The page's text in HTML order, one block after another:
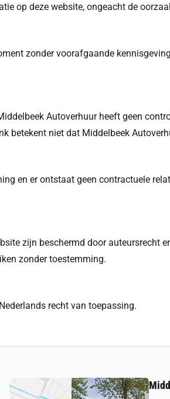
op deze website, ongeacht de
zonder voorafgaande
Autoverhuur heeft geen
betekent niet dat Middelbeek
en er ontstaat geen contractuele
zijn beschermd door auteursrecht
zonder toestemming.
recht van toepassing.